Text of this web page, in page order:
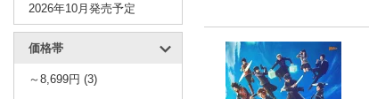
2026年10月発売予定
価格帯
～8,699円 (3)